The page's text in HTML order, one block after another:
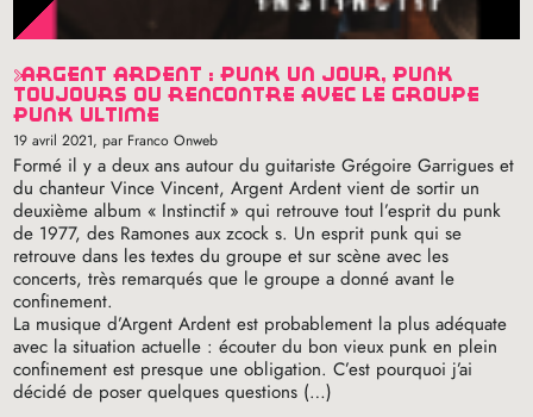
argent ardent : punk un jour, punk
toujours ou rencontre avec le groupe
punk ultime
19 avril 2021, par Franco Onweb
Formé il y a deux ans autour du guitariste Grégoire Garrigues et
du chanteur Vince Vincent, Argent Ardent vient de sortir un
deuxième album « Instinctif » qui retrouve tout l’esprit du punk
de 1977, des Ramones aux zcock s. Un esprit punk qui se
retrouve dans les textes du groupe et sur scène avec les
concerts, très remarqués que le groupe a donné avant le
confinement.
La musique d’Argent Ardent est probablement la plus adéquate
avec la situation actuelle : écouter du bon vieux punk en plein
confinement est presque une obligation. C’est pourquoi j’ai
décidé de poser quelques questions (…)